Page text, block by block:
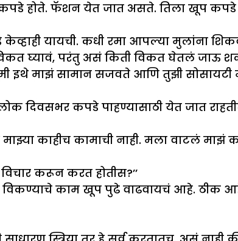
होते. फॅशन येत जात असते. तिला खूप कपडे
यायची. कधी रमा आपल्या मुलांना
घ्यावं, परंतु असं किती विकत घेतलं जाऊ
इथे माझं सामान सजवते आणि तुझी
दिवसभर कपडे पाहण्यासाठी येत जात
काहीच कामाची नाही. मला वाटलं
करून करत होतीस?’’
काम खूप पुढे वाढवायचं आहे. ठीक